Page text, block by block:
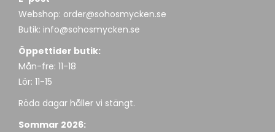
Webshop: order@sohosmycken.se
Butik: info@sohosmycken.se
Öppettider butik:
Mån-fre: 11-18
Lör: 11-15
Röda dagar håller vi stängt.
Sommar 2026: